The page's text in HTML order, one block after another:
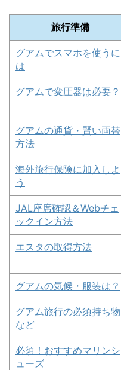
旅行準備
グアムでスマホを使うに
は
グアムで変圧器は必要？
グアムの通貨・賢い両替
方法
海外旅行保険に加入しよ
う
JAL座席確認＆Webチェ
ックイン方法
エスタの取得方法
グアムの気候・服装は？
グアム旅行の必須持ち物
など
必須！おすすめマリンシ
ューズ